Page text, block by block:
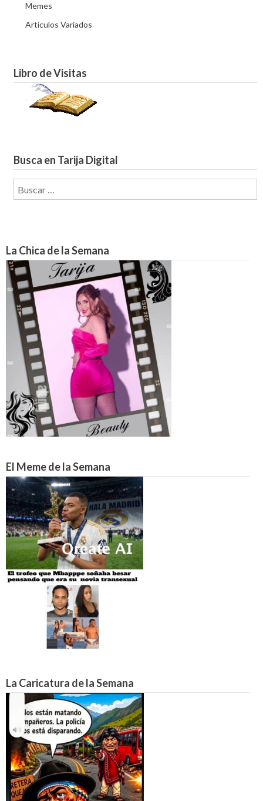
Memes
Articulos Variados
Libro de Visitas
Busca en Tarija Digital
Buscar:
La Chica de la Semana
El Meme de la Semana
La Caricatura de la Semana